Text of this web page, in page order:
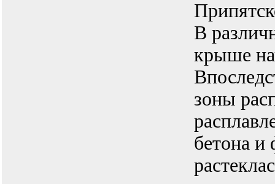
В
крыше
зоны
бетона и